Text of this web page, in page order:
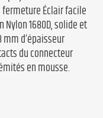
Éclair facile
1680D, solide et
d’épaisseur
du connecteur
en mousse.